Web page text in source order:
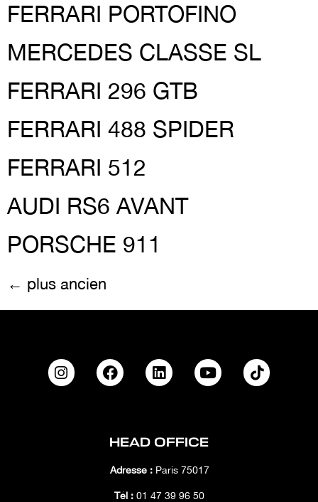
FERRARI PORTOFINO
MERCEDES CLASSE SL
FERRARI 296 GTB
FERRARI 488 SPIDER
FERRARI 512
AUDI RS6 AVANT
PORSCHE 911
← plus ancien
HEAD OFFICE
Adresse :Paris 75017
Tél : 01 47 39 96 50